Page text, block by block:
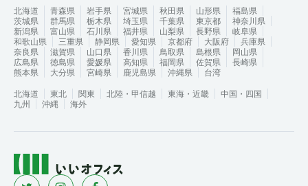
北海道 青森県 岩手県 宮城県 秋田県 山形県
福島県
茨城県
群馬県 栃木県 埼玉県 千葉県 東京都
神奈川県
新潟県
富山県 石川県 福井県 山梨県 長野県
岐阜県
和歌山県
三重県 静岡県 愛知県 京都府 大阪府
兵庫県
奈良県
滋賀県 山口県 香川県 鳥取県 島根県
岡山県
広島県
徳島県 愛媛県 高知県 福岡県 佐賀県
長崎県
熊本県
大分県 宮崎県 鹿児島県 沖縄県
台湾
北海道
東北 関東 北陸・甲信越 東海・近畿
中国・四国
九州
沖縄 海外